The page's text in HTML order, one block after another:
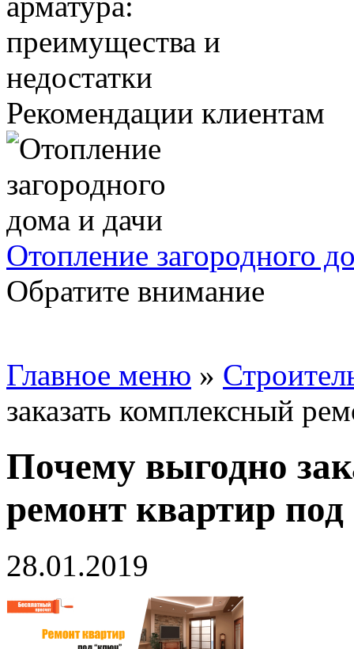
Рекомендации клиентам
Отопление загородного
Обратите внимание
Главное меню »
заказать комплексный
Почему выгодно
ремонт квартир
28.01.2019